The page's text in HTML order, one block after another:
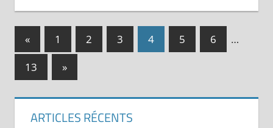
Navigation
des
articles
« Publications
précédentes :
1 2 3 4 5 6
…
13
Publications
suivantes :
»
ARTICLES RÉCENTS